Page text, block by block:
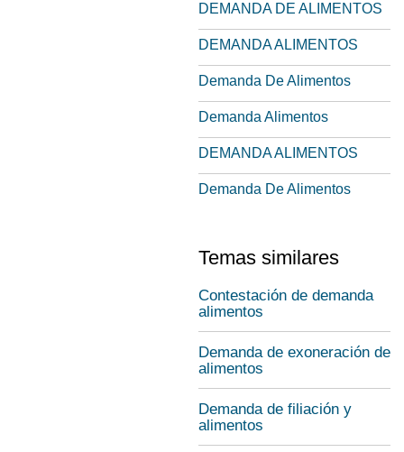
DEMANDA DE ALIMENTOS
DEMANDA ALIMENTOS
Demanda De Alimentos
Demanda Alimentos
DEMANDA ALIMENTOS
Demanda De Alimentos
Temas similares
Contestación de demanda
alimentos
Demanda de exoneración de
alimentos
Demanda de filiación y
alimentos